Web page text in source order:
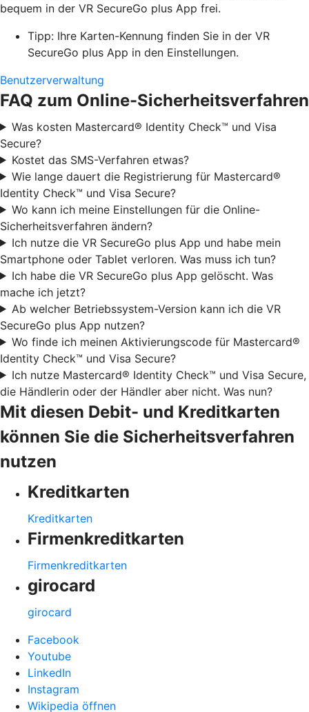
bequem in der VR SecureGo plus App frei.
Tipp: Ihre Karten-Kennung finden Sie in der VR
SecureGo plus App in den Einstellungen.
Benutzerverwaltung
FAQ zum Online-Sicherheitsverfahren
Was kosten Mastercard® Identity Check™ und Visa
Secure?
Kostet das SMS-Verfahren etwas?
Wie lange dauert die Registrierung für Mastercard®
Identity Check™ und Visa Secure?
Wo kann ich meine Einstellungen für die Online-
Sicherheitsverfahren ändern?
Ich nutze die VR SecureGo plus App und habe mein
Smartphone oder Tablet verloren. Was muss ich tun?
Ich habe die VR SecureGo plus App gelöscht. Was
mache ich jetzt?
Ab welcher Betriebssystem-Version kann ich die VR
SecureGo plus App nutzen?
Wo finde ich meinen Aktivierungscode für Mastercard®
Identity Check™ und Visa Secure?
Ich nutze Mastercard® Identity Check™ und Visa Secure,
die Händlerin oder der Händler aber nicht. Was nun?
Mit diesen Debit- und Kreditkarten
können Sie die Sicherheitsverfahren
nutzen
Kreditkarten
Kreditkarten
Firmenkreditkarten
Firmenkreditkarten
girocard
girocard
Facebook
Youtube
LinkedIn
Instagram
Wikipedia öffnen